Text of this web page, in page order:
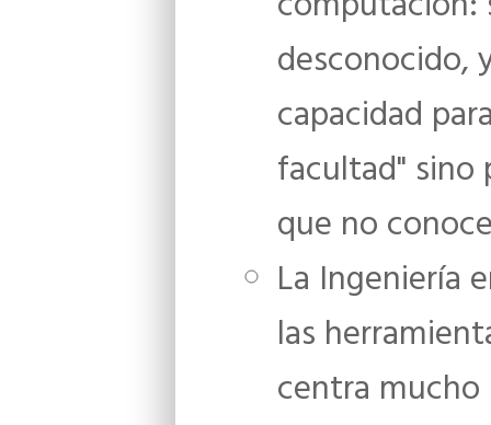
desconocido,
capacidad
facultad" sino
que no
La Ingeniería
las
centra mucho